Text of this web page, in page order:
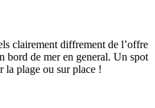
clairement diffrement de l’offre
bord de mer en general. Un spot
la plage ou sur place !